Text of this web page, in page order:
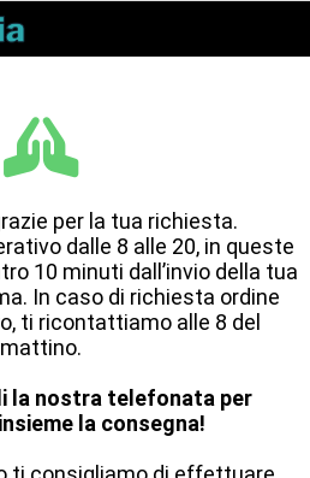
per la tua richiesta.
dalle 8 alle 20, in queste
10 minuti dall’invio della tua
In caso di richiesta ordine
ti ricontattiamo alle 8 del
mattino.
la nostra telefonata per
la consegna!